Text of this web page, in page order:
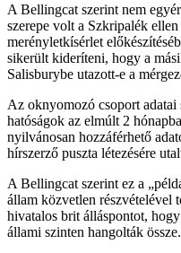
A Bellingcat szerint nem
szerepe volt a Szkripalék
merényletkísérlet
sikerült kideríteni, hogy a
Salisburybe utazott-e a
Az oknyomozó csoport
hatóságok az elmúlt 2
nyilvánosan hozzáférhető
hírszerző puszta létezésére
A Bellingcat szerint ez a
állam közvetlen részvételével
hivatalos brit álláspontot,
állami szinten hangolták össze.